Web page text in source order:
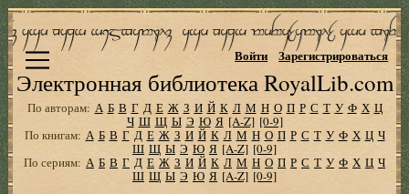
Электронная библиотека RoyalLib.com
Войти Зарегистрироваться
По авторам: А Б В Г Д Е Ж З И Й К Л М Н О П Р С Т У Ф Х Ц
Ч Ш Щ Ы Э Ю Я [A-Z] [0-9]
По книгам: А Б В Г Д Е Ж З И Й К Л М Н О П Р С Т У Ф Х Ц Ч
Ш Щ Ы Э Ю Я [A-Z] [0-9]
По сериям: А Б В Г Д Е Ж З И Й К Л М Н О П Р С Т У Ф Х Ц Ч
Ш Щ Ы Э Ю Я [A-Z] [0-9]